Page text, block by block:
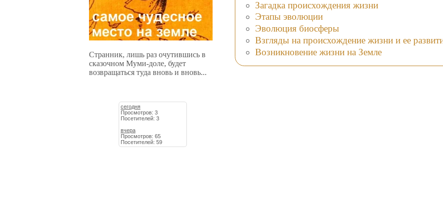
Странник, лишь раз очутившись в
сказочном Муми-доле, будет
возвращаться туда вновь и вновь...
сегодня
Просмотров: 3
Посетителей: 3
вчера
Просмотров: 65
Посетителей: 59
Загадка происхождения жизни
Этапы эволюции
Эволюция биосферы
Взгляды на происхождение жизни и ее
Возникновение жизни на Земле